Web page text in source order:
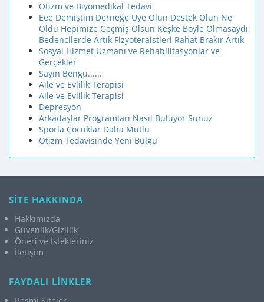
Otizm ve Biyomedikal Tedavi
Eee Demiştim Derneğe Üye Olun Destek Olun Ne
Oldu Hepimize Geçmiş Olsun Keşke Böyle Olmasaydı
Bedencilerde Artık Fizyoteraistleri Rahat Brakır Artık
Sosyal Hizmet Uzmanı ve Rehabilitasyonlar ve
Gerçekler
Sayın Bengü......
Aile ve Evlilik Terapisi
Aile ve Evlilik Terapisi
Depresyon
Arkadaşlar Programları Nasıl Buluyor Sunuz
Sporla Çocuklar Daha Mutlu
Otizm Tedavisinde Yeni Bulgu
SİTE HAKKINDA
Hakkımızda
Güvenlik/Gizlilik
Öneri ve İstekleriniz
İletişim
FAYDALI LİNKLER